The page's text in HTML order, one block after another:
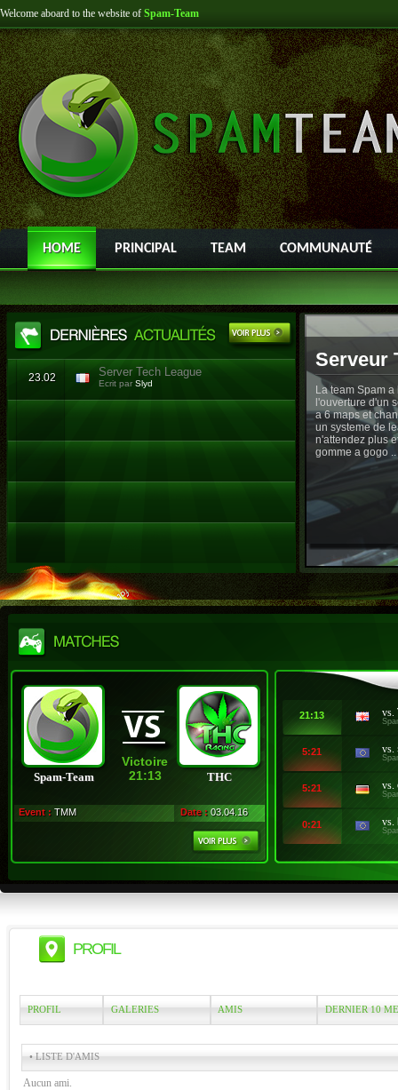
Welcome aboard to the website of Spam-Team
HOME PRINCIPAL TEAM COMMUNAUTÉ
23.02 Server Tech League
Ecrit par Slyd
Serveur
La team Spam
l'ouverture d'un
a 6 maps et
un systeme de
n'attendez plus
gomme a gogo ..
Spam-Team
Victoire
21:13
THC
Event : TMM Date : 03.04.16
21:13 vs.
5:21 vs.
5:21 vs.
0:21 vs.
PROFIL
PROFIL GALERIES AMIS DERNIER 10
• LISTE D'AMIS
Aucun ami.